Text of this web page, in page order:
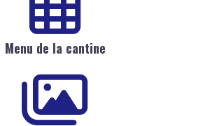
Menu de la cantine